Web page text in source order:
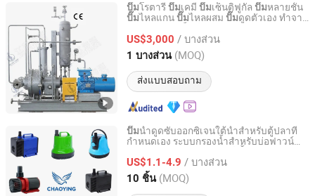
ปั๊มโรตารี่ปั๊มเคมี ปั๊มเซ็นติฟูกัล ปั๊มหลายชั้น
ปั๊มไหลแกนปั๊มไหลผสม ปั๊มดูดตัวเอง ทำจาก
US$3,000 / บางส่วน
1 บางส่วน (MOQ)
ส่งแบบสอบถาม
Jiangsu Haishi Pumps Manufacturing Co., Ltd.
Jiangsu, China อัตราจาก 2018
ปั๊มน้ำดูดซับออกซิเจนใต้น้ำสำหรับตู้ปลาที่
กำหนดเอง ระบบกรองน้ำสำหรับบ่อฟาวน์
งานหินประดับ ดูดซับด้านข้าง ดูดซับด้าน
ล่าง
US$1.1-4.9 / บางส่วน
10 ชิ้น (MOQ)
Tianjin Chaoying Technology Co., Ltd
Tianjin, China อัตราจาก 2026